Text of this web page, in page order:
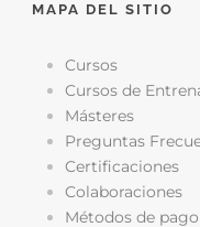
MAPA DEL SITIO
Cursos
Cursos de
Másteres
Preguntas
Certificaciones
Colaboraciones
Métodos de pago